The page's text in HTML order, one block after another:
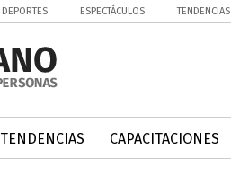
DEPORTES ESPECTÁCULOS TENDENCIAS
TENDENCIAS CAPACITACIONES